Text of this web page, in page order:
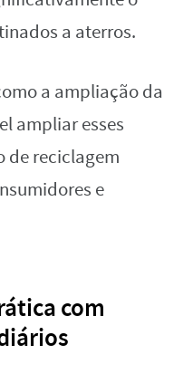
a aterros.
a ampliação da
ampliar esses
de reciclagem
e
com